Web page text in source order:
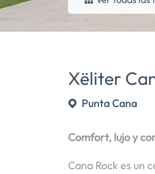
Xëliter
Punta Cana
Comfort, lujo y
Cana Rock es un